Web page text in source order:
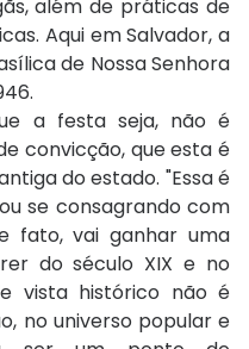
além de práticas de
Aqui em Salvador, a
de Nossa Senhora
a festa seja, não é
convicção, que esta é
do estado. "Essa é
se consagrando com
fato, vai ganhar uma
do século XIX e no
vista histórico não é
no universo popular e